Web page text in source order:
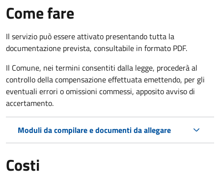
Come fare
Il servizio può essere attivato presentando tutta la
documentazione prevista, consultabile in formato PDF.
Il Comune, nei termini consentiti dalla legge, procederà al
controllo della compensazione effettuata emettendo, per gli
eventuali errori o omissioni commessi, apposito avviso di
accertamento.
Moduli da compilare e documenti da allegare
Costi